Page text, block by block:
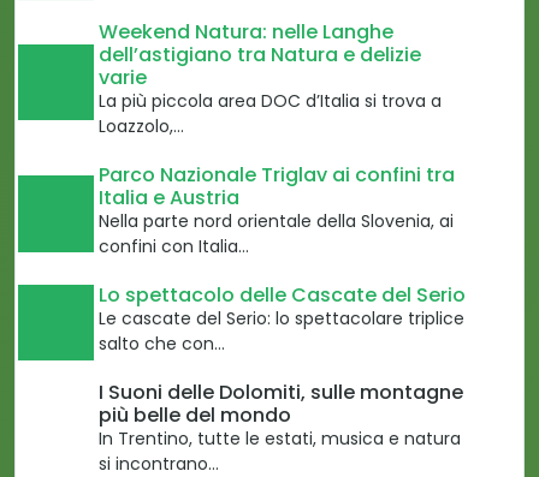
Weekend Natura: nelle Langhe
dell’astigiano tra Natura e delizie
varie
La più piccola area DOC d’Italia si trova a
Loazzolo,…
Parco Nazionale Triglav ai confini tra
Italia e Austria
Nella parte nord orientale della Slovenia, ai
confini con Italia…
Lo spettacolo delle Cascate del Serio
Le cascate del Serio: lo spettacolare triplice
salto che con…
I Suoni delle Dolomiti, sulle montagne
più belle del mondo
In Trentino, tutte le estati, musica e natura
si incontrano…